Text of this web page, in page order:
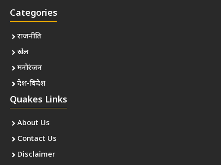
Categories
राजनीति
खेल
मनोरंजन
देश-विदेश
Quakes Links
About Us
Contact Us
Disclaimer